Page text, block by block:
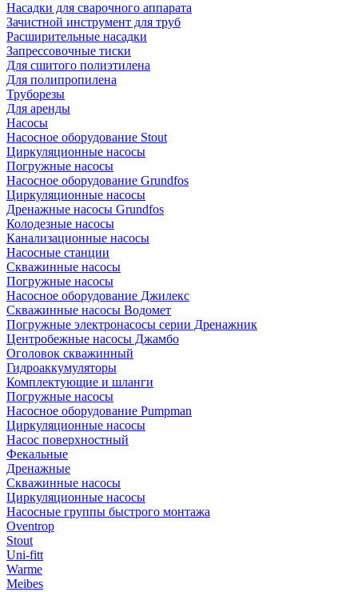
Насадки для сварочного аппарата
Зачистной инструмент для труб
Расширительные насадки
Запрессовочные тиски
Для сшитого полиэтилена
Для полипропилена
Труборезы
Для аренды
Насосы
Насосное оборудование Stout
Циркуляционные насосы
Погружные насосы
Насосное оборудование Grundfos
Циркуляционные насосы
Дренажные насосы Grundfos
Колодезные насосы
Канализационные насосы
Насосные станции
Скважинные насосы
Погружные насосы
Насосное оборудование Джилекс
Скважинные насосы Водомет
Погружные электронасосы серии Дренажник
Центробежные насосы Джамбо
Оголовок скважинный
Гидроаккумуляторы
Комплектующие и шланги
Погружные насосы
Насосное оборудование Pumpman
Циркуляционные насосы
Насос поверхностный
Фекальные
Дренажные
Скважинные насосы
Циркуляционные насосы
Насосные группы быстрого монтажа
Oventrop
Stout
Uni-fitt
Warme
Meibes